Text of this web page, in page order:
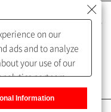
on our
ads and to analyze
your use of our
partners,
Information